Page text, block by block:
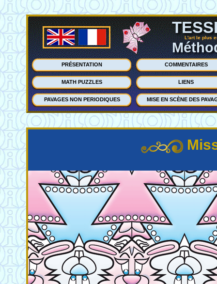
L'art le plus
PRÉSENTATION COMMENTAIRES
MATH PUZZLES LIENS
PAVAGES NON PERIODIQUES MISE EN SCÈNE DES